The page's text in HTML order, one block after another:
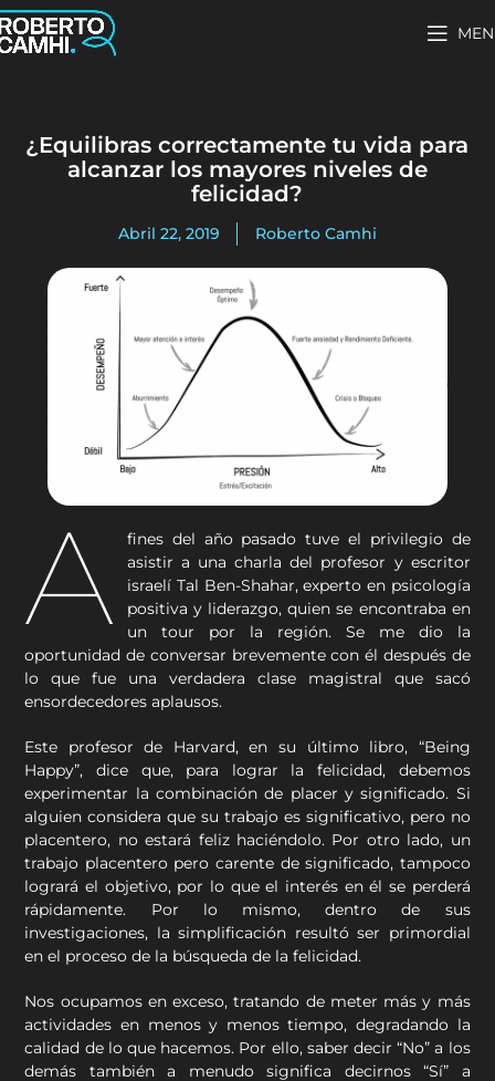
¿Equilibras correctamente tu vida para
alcanzar los mayores niveles de
felicidad?
Abril 22, 2019 Roberto Camhi
A
fines del año pasado tuve el privilegio de
asistir a una charla del profesor y escritor
israelí Tal Ben-Shahar, experto en psicología
positiva y liderazgo, quien se encontraba en
un tour por la región. Se me dio la
oportunidad de conversar brevemente con él después de
lo que fue una verdadera clase magistral que sacó
ensordecedores aplausos.
Este profesor de Harvard, en su último libro, “Being
Happy”, dice que, para lograr la felicidad, debemos
experimentar la combinación de placer y significado. Si
alguien considera que su trabajo es significativo, pero no
placentero, no estará feliz haciéndolo. Por otro lado, un
trabajo placentero pero carente de significado, tampoco
logrará el objetivo, por lo que el interés en él se perderá
rápidamente. Por lo mismo, dentro de sus
investigaciones, la simplificación resultó ser primordial
en el proceso de la búsqueda de la felicidad.
Nos ocupamos en exceso, tratando de meter más y más
actividades en menos y menos tiempo, degradando la
calidad de lo que hacemos. Por ello, saber decir “No” a los
demás también a menudo significa decirnos “Sí” a